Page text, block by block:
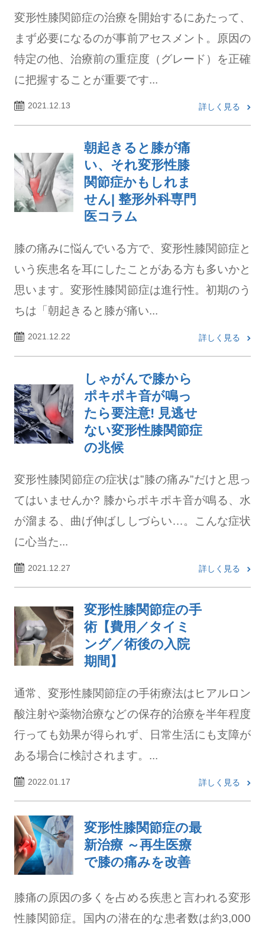
変形性膝関節症の治療を開始するにあたって、
まず必要になるのが事前アセスメント。原因の
特定の他、治療前の重症度（グレード）を正確
に把握することが重要です...
2021.12.13 詳しく見る
朝起きると膝が痛
い、それ変形性膝
関節症かもしれま
せん| 整形外科専門
医コラム
膝の痛みに悩んでいる方で、変形性膝関節症と
いう疾患名を耳にしたことがある方も多いかと
思います。変形性膝関節症は進行性。初期のう
ちは「朝起きると膝が痛い...
2021.12.22 詳しく見る
しゃがんで膝から
ポキポキ音が鳴っ
たら要注意! 見逃せ
ない変形性膝関節症
の兆候
変形性膝関節症の症状は”膝の痛み”だけと思っ
てはいませんか? 膝からポキポキ音が鳴る、水
が溜まる、曲げ伸ばししづらい…。こんな症状
に心当た...
2021.12.27 詳しく見る
変形性膝関節症の手
術【費用／タイミ
ング／術後の入院
期間】
通常、変形性膝関節症の手術療法はヒアルロン
酸注射や薬物治療などの保存的治療を半年程度
行っても効果が得られず、日常生活にも支障が
ある場合に検討されます。...
2022.01.17 詳しく見る
変形性膝関節症の最
新治療 ～再生医療
で膝の痛みを改善
膝痛の原因の多くを占める疾患と言われる変形
性膝関節症。国内の潜在的な患者数は約3,000